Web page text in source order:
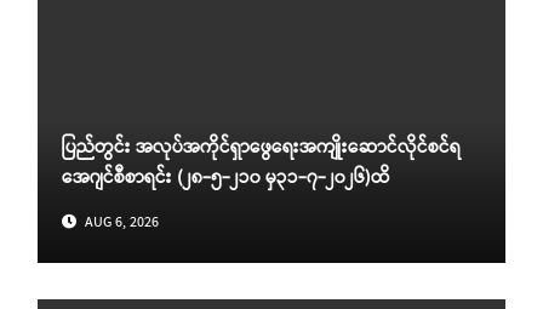
ပြည်တွင်း အလုပ်အကိုင်ရှာဖွေရေးအကျိုးဆောင်လိုင်စင်ရ
အေဂျင်စီစာရင်း (၂၈-၅-၂၁၀ မှ၃၁-၇-၂၀၂၆)ထိ
AUG 6, 2026